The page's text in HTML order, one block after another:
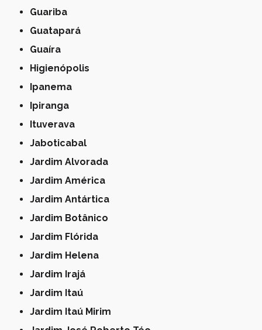
Guariba
Guatapará
Guaíra
Higienópolis
Ipanema
Ipiranga
Ituverava
Jaboticabal
Jardim Alvorada
Jardim América
Jardim Antártica
Jardim Botânico
Jardim Flórida
Jardim Helena
Jardim Irajá
Jardim Itaú
Jardim Itaú Mirim